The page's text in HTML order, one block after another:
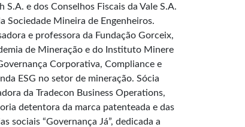
S.A. e dos Conselhos Fiscais da Vale S.A.
Sociedade Mineira de Engenheiros.
e professora da Fundação Gorceix,
de Mineração e do Instituto Minere
Corporativa, Compliance e
ESG no setor de mineração. Sócia
da Tradecon Business Operations,
detentora da marca patenteada e das
sociais “Governança Já”, dedicada a